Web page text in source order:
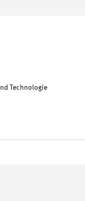
Technologie